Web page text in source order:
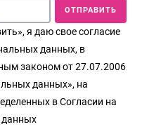
ОТПРАВИТЬ
я даю свое согласие
данных, в
законом от 27.07.2006
данных», на
в Согласии на
данных